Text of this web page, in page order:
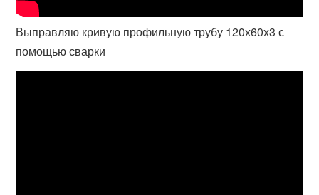
Выправляю кривую профильную трубу 120х60х3 с
помощью сварки